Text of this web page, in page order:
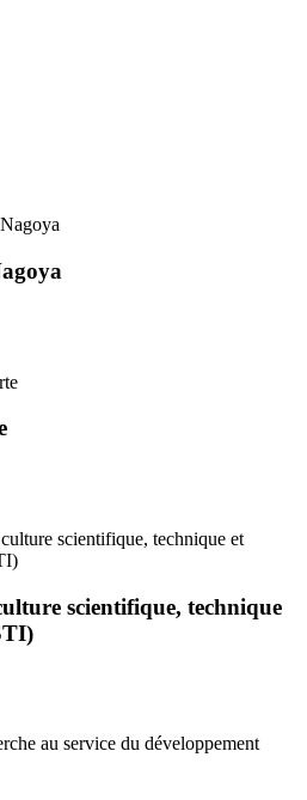
scientifique, technique et
scientifique, technique
au service du développement